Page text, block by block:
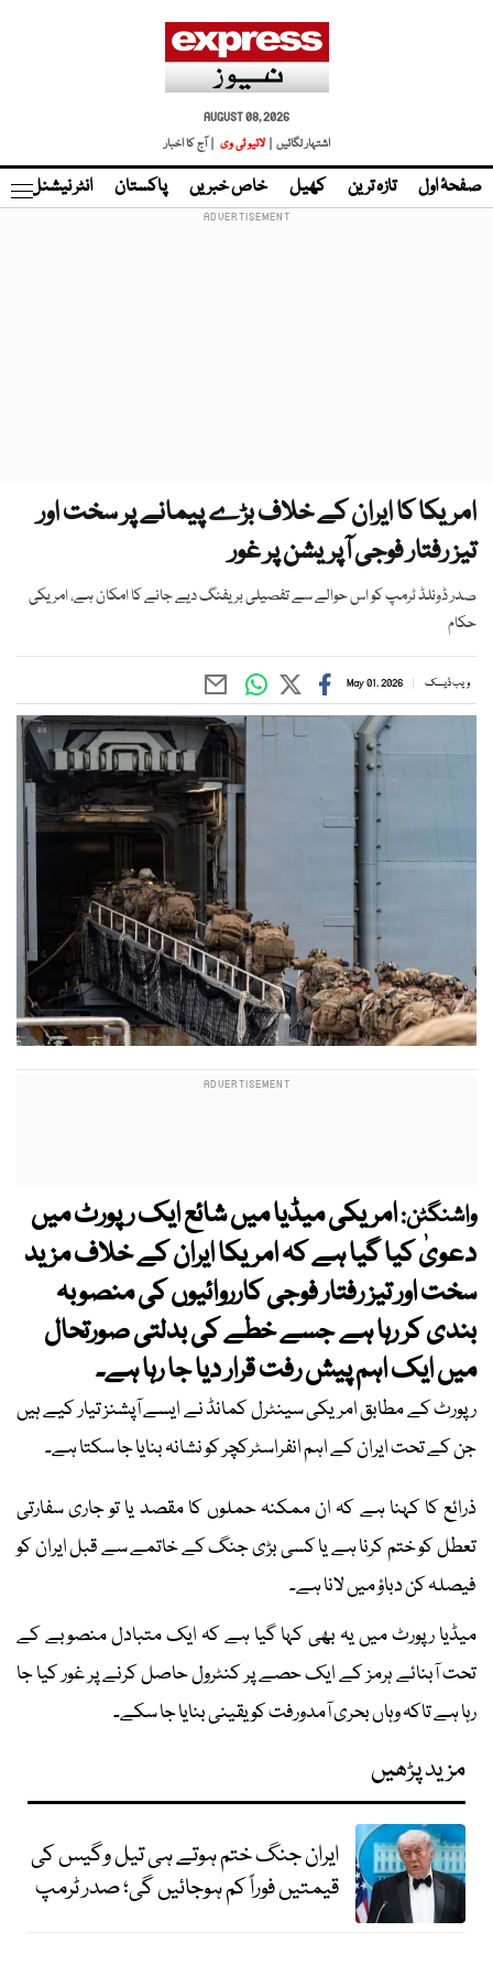
AUGUST 08, 2026
اشتہار لگائیں |
لائیو ٹی وی | آج کا اخبار
صفحۂ اول تازہ ترین کھیل خاص خبریں پاکستان انٹر نیشنل
امریکا کا ایران کے خلاف بڑے پیمانے پر سخت اور
تیز رفتار فوجی آپریشن پر غور
صدر ڈونلڈ ٹرمپ کو اس حوالے سے تفصیلی بریفنگ دیے جانے کا امکان ہے، امریکی
حکام
ویب ڈیسک May 01, 2026
واشنگٹن:امریکی میڈیا میں شائع ایک رپورٹ میں
دعویٰ کیا گیا ہے کہ امریکا ایران کے خلاف مزید
سخت اور تیز رفتار فوجی کارروائیوں کی منصوبہ
بندی کر رہا ہے جسے خطے کی بدلتی صورتحال
میں ایک اہم پیش رفت قرار دیا جا رہا ہے۔
رپورٹ کے مطابق امریکی سینٹرل کمانڈ نے ایسے آپشنز تیار کیے ہیں
جن کے تحت ایران کے اہم انفراسٹرکچر کو نشانہ بنایا جا سکتا ہے۔
ذرائع کا کہنا ہے کہ ان ممکنہ حملوں کا مقصد یا تو جاری سفارتی
تعطل کو ختم کرنا ہے یا کسی بڑی جنگ کے خاتمے سے قبل ایران کو
فیصلہ کن دباؤ میں لانا ہے۔
میڈیا رپورٹ میں یہ بھی کہا گیا ہے کہ ایک متبادل منصوبے کے
تحت آبنائے ہرمز کے ایک حصے پر کنٹرول حاصل کرنے پر غور کیا جا
رہا ہے تاکہ وہاں بحری آمدورفت کو یقینی بنایا جا سکے۔
مزید پڑھیں
ایران جنگ ختم ہوتے ہی تیل وگیس کی
قیمتیں فوراً کم ہوجائیں گی؛ صدر ٹرمپ